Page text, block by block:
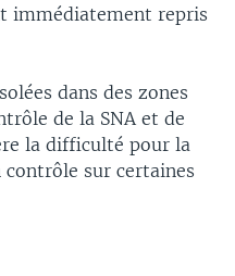
immédiatement repris
dans des zones
de la SNA et de
la difficulté pour la
contrôle sur certaines